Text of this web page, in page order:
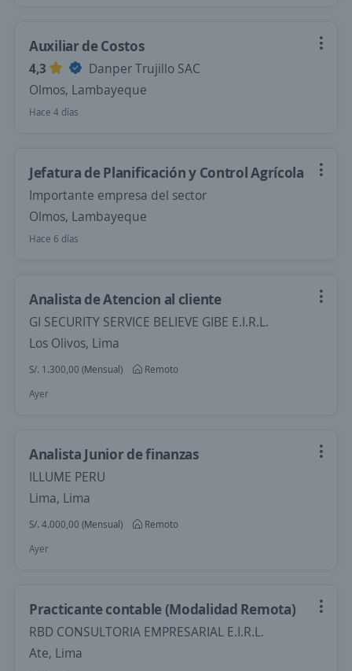
Auxiliar de Costos
4,3
Danper Trujillo SAC
Olmos, Lambayeque
Hace 4 días
Jefatura de Planificación y Control Agrícola
Importante empresa del sector
Olmos, Lambayeque
Hace 6 días
Analista de Atencion al cliente
GI SECURITY SERVICE BELIEVE GIBE E.I.R.L.
Los Olivos, Lima
S/. 1.300,00 (Mensual)
Remoto
Ayer
Analista Junior de finanzas
ILLUME PERU
Lima, Lima
S/. 4.000,00 (Mensual)
Remoto
Ayer
Practicante contable (Modalidad Remota)
RBD CONSULTORIA EMPRESARIAL E.I.R.L.
Ate, Lima